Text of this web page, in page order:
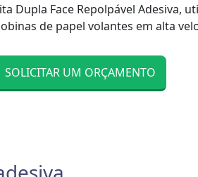
Dupla Face Repolpável Adesiva,
de papel volantes em alta
SOLICITAR UM ORÇAMENTO